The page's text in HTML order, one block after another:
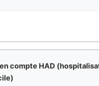
compte HAD